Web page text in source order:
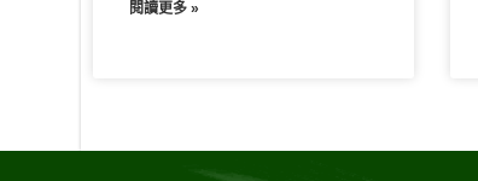
閱讀更多 »